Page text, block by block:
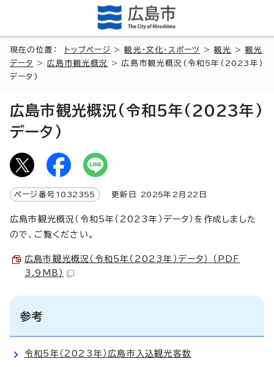
現在の位置： トップページ >観光・文化・スポーツ >観光 >観光
データ
>広島市観光概況
> 広島市観光概況(令和5年(2023年)
データ)
広島市観光概況(令和5年(2023年)
データ)
ページ番号 1032355 更新日 2025年2月 22 日
広島市観光概況（令和5年（2023年）データ）を作成しました
ので、ご覧ください。
広島市観光概況（令和5年（2023年）データ） （PDF
3.9MB）
参考
令和5年（2023年）広島市入込観光客数